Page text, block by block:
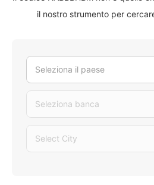
il nostro strumento per
Seleziona il paese
Seleziona banca
Select City